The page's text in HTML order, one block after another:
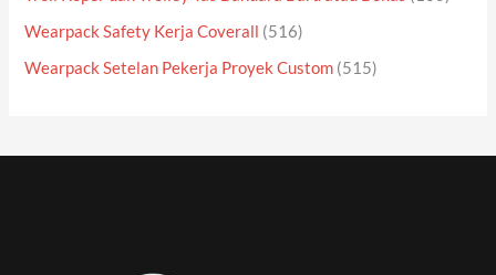
Wearpack Safety Kerja Coverall (516)
Wearpack Setelan Pekerja Proyek Custom (515)